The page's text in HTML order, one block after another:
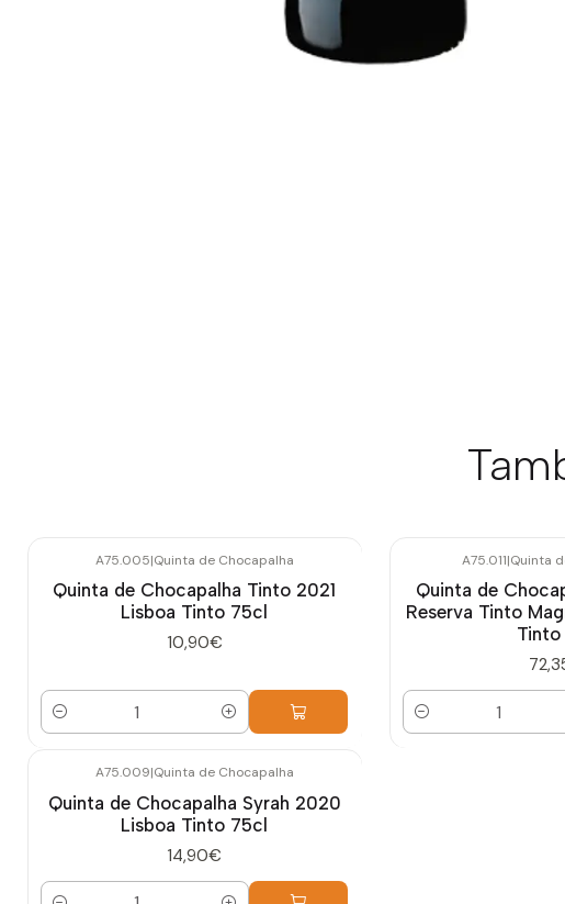
A75.005|Quinta de Chocapalha
Quinta de Chocapalha Tinto 2021
Lisboa Tinto 75cl
10,90€
Cantidad
A75.011|Quinta
Quinta de
Reserva Tinto
Tinto
Cantidad
A75.009|Quinta de Chocapalha
Quinta de Chocapalha Syrah 2020
Lisboa Tinto 75cl
14,90€